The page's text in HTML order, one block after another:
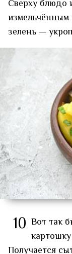
Сверху блюдо
измельчённым
зелень —
10 Вот так
Получается